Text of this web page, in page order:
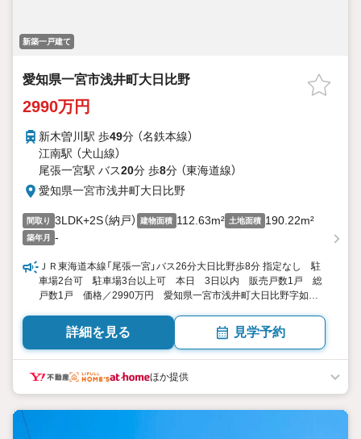
新築一戸建て
愛知県一宮市浅井町大日比野
2990万円
新木曽川駅 歩49分 （名鉄本線）
江南駅 （犬山線）
尾張一宮駅 バス20分 歩8分 （東海道線）
愛知県一宮市浅井町大日比野
間取り 3LDK+2S（納戸） 建物面積 112.63m² 土地面積 190.22m²
築年月 -
ＪＲ東海道本線「尾張一宮」バス26分大日比野歩8分 指定なし 駐
車場2台可 駐車場3台以上可 本日 3日以内 販売戸数1戸 総
戸数1戸 価格／2990万円 愛知県一宮市浅井町大日比野字如来
／▼未選択 by SUUMO
詳細を見る 見学予約
ほか提供